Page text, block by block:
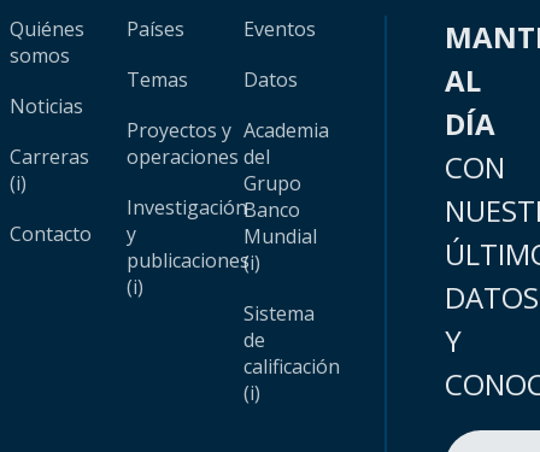
Quiénes
somos
Noticias
Carreras
(i)
Contacto
Países
Temas
Proyectos y
operaciones
Investigación
y
publicaciones
(i)
Eventos
Datos
Academia
del
Grupo
Banco
Mundial
(i)
Sistema
de
calificación
(i)
AL
DÍA
CON
DATOS
Y